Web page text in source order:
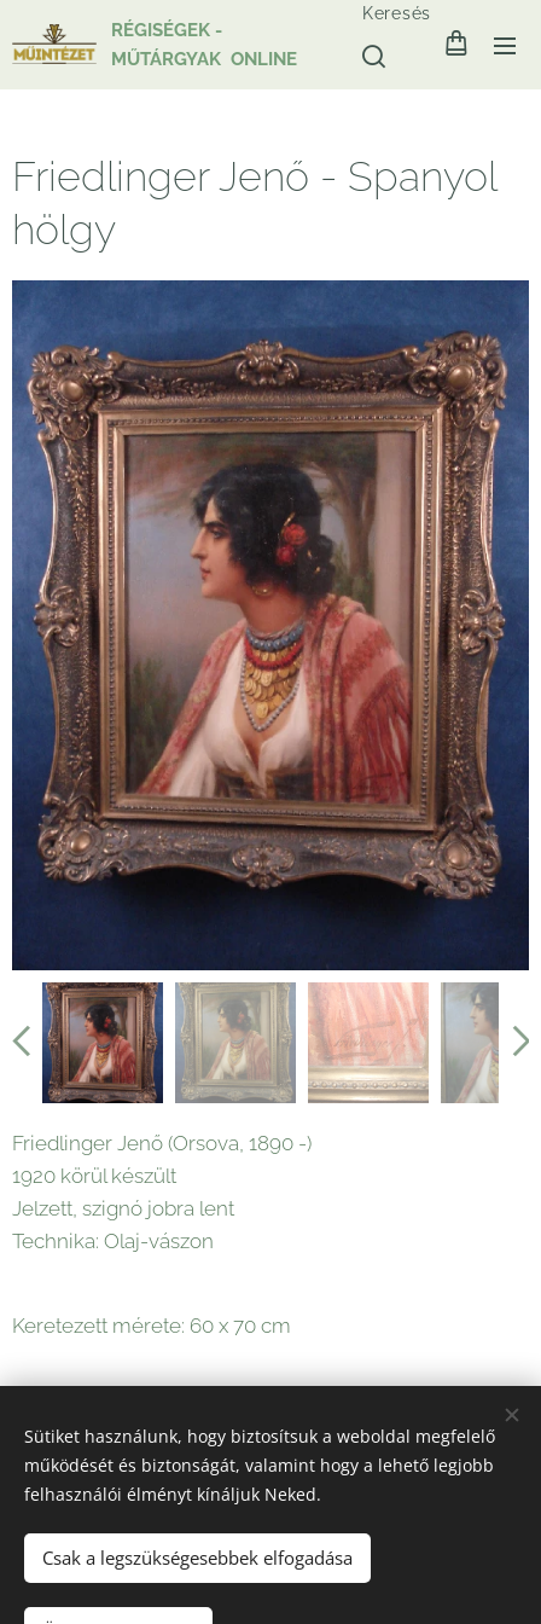
RÉGISÉGEK -
MŰTÁRGYAK ONLINE
Keresés
Friedlinger Jenő - Spanyol
hölgy
Friedlinger Jenő (Orsova, 1890 -)
1920 körül készült
Jelzett, szignó jobra lent
Technika: Olaj-vászon
Keretezett mérete: 60 x 70 cm
135 000Ft
Sütiket használunk, hogy biztosítsuk a weboldal megfelelő
működését és biztonságát, valamint hogy a lehető legjobb
felhasználói élményt kínáljuk Neked.
Csak a legszükségesebbek elfogadása